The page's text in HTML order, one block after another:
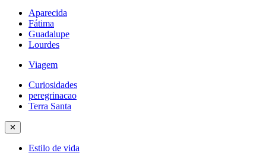
Aparecida
Fátima
Guadalupe
Lourdes
Viagem
Curiosidades
peregrinacao
Terra Santa
✕
Estilo de vida